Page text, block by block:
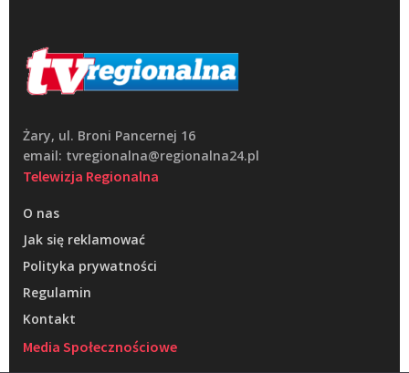
Żary, ul. Broni Pancernej 16
email: tvregionalna@regionalna24.pl
Telewizja Regionalna
O nas
Jak się reklamować
Polityka prywatności
Regulamin
Kontakt
Media Społecznościowe